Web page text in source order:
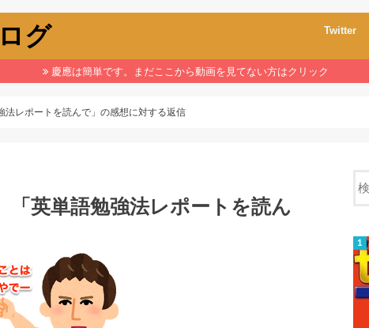
グ Twitter
慶應は簡単です。まだここから動画を見てない方はクリック
レポートを読んで」の感想に対する返信
「英単語勉強法レポートを読ん